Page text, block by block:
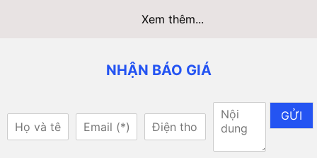
Xem thêm...
NHẬN BÁO GIÁ
GỬI